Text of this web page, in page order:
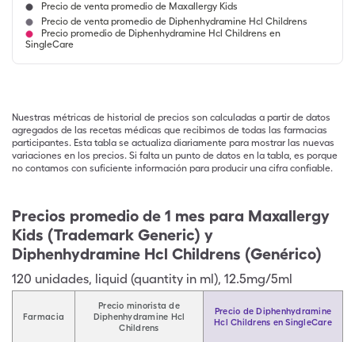
Precio de venta promedio de Maxallergy Kids
Precio de venta promedio de Diphenhydramine Hcl Childrens
Precio promedio de Diphenhydramine Hcl Childrens en
SingleCare
Nuestras métricas de historial de precios son calculadas a partir de datos
agregados de las recetas médicas que recibimos de todas las farmacias
participantes. Esta tabla se actualiza diariamente para mostrar las nuevas
variaciones en los precios. Si falta un punto de datos en la tabla, es porque
no contamos con suficiente información para producir una cifra confiable.
Precios promedio de 1 mes para Maxallergy
Kids (Trademark Generic) y
Diphenhydramine Hcl Childrens (Genérico)
120 unidades, liquid (quantity in ml), 12.5mg/5ml
Farmacia
Precio minorista de
Diphenhydramine Hcl
Childrens
Precio de Diphenhydramine
Hcl Childrens en SingleCare